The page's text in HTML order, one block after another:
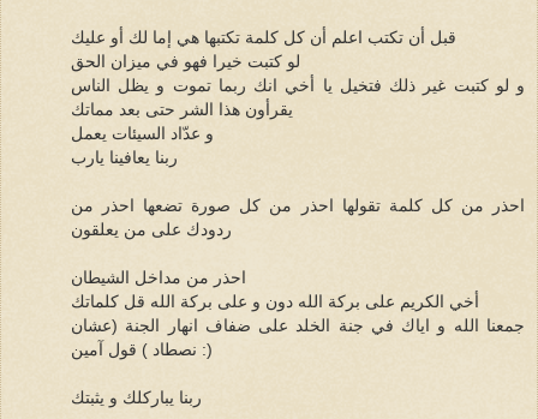
قبل أن تكتب اعلم أن كل كلمة تكتبها هي إما لك أو عليك
لو كتبت خيرا فهو في ميزان الحق
و لو كتبت غير ذلك فتخيل يا أخي انك ربما تموت و يظل الناس
يقرأون هذا الشر حتى بعد مماتك
و عدّاد السيئات يعمل
ربنا يعافينا يارب
احذر من كل كلمة تقولها احذر من كل صورة تضعها احذر من
ردودك على من يعلقون
احذر من مداخل الشيطان
أخي الكريم على بركة الله دون و على بركة الله قل كلماتك
جمعنا الله و اياك في جنة الخلد على ضفاف انهار الجنة (عشان
نصطاد ) قول آمين :)
ربنا يباركلك و يثبتك